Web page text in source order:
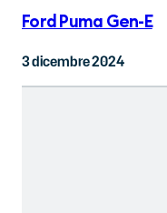
Ford Puma Gen-E
3 dicembre 2024